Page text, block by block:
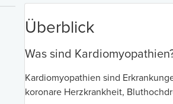
Überblick
Was sind
Kardiomyopathien sind
koronare Herzkrankheit,